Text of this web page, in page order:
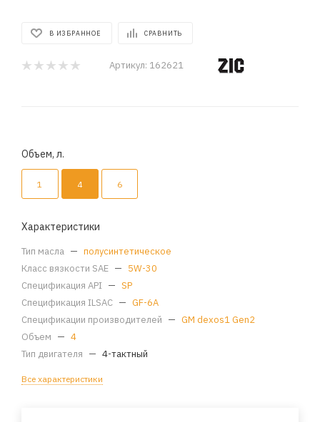
В ИЗБРАННОЕ СРАВНИТЬ
Артикул: 162621
Объем, л.
1 4 6
Характеристики
Тип масла — полусинтетическое
Класс вязкости SAE — 5W-30
Спецификация API — SP
Спецификация ILSAC — GF-6A
Спецификации производителей — GM dexos1 Gen2
Объем — 4
Тип двигателя — 4-тактный
Все характеристики